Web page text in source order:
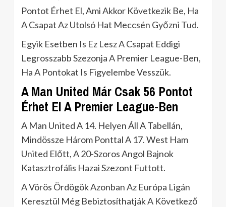
Pontot Érhet El, Ami Akkor Következik Be, Ha
A Csapat Az Utolsó Hat Meccsén Győzni Tud.
Egyik Esetben Is Ez Lesz A Csapat Eddigi
Legrosszabb Szezonja A Premier League-Ben,
Ha A Pontokat Is Figyelembe Vesszük.
A Man United Már Csak 56 Pontot
Érhet El A Premier League-Ben
A Man United A 14. Helyen Áll A Tabellán,
Mindössze Három Ponttal A 17. West Ham
United Előtt, A 20-Szoros Angol Bajnok
Katasztrofális Hazai Szezont Futtott.
A Vörös Ördögök Azonban Az Európa Ligán
Keresztül Még Bebiztosíthatják A Következő